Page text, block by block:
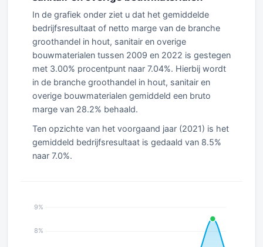
In de grafiek onder ziet u dat het gemiddelde
bedrijfsresultaat of netto marge van de branche
groothandel in hout, sanitair en overige
bouwmaterialen tussen 2009 en 2022 is gestegen
met 3.00% procentpunt naar 7.04%. Hierbij wordt
in de branche groothandel in hout, sanitair en
overige bouwmaterialen gemiddeld een bruto
marge van 28.2% behaald.
Ten opzichte van het voorgaand jaar (2021) is het
gemiddeld bedrijfsresultaat is gedaald van 8.5%
naar 7.0%.